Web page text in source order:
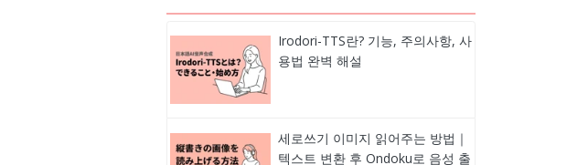
Irodori-TTS란? 기능, 주의사항, 사
용법 완벽 해설
세로쓰기 이미지 읽어주는 방법｜
텍스트 변환 후 Ondoku로 음성 출